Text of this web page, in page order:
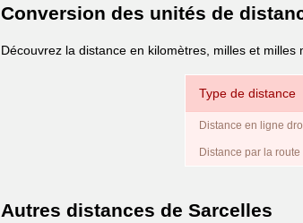
Conversion des unités de
Découvrez la distance en kilomètres, milles et
Type de distance
Distance en ligne
Distance par la route
Autres distances de Sarcelles